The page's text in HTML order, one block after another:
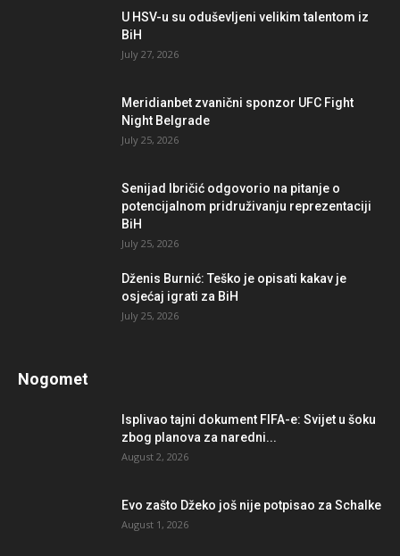
U HSV-u su oduševljeni velikim talentom iz
BiH
July 27, 2026
Meridianbet zvanični sponzor UFC Fight
Night Belgrade
July 25, 2026
Senijad Ibričić odgovorio na pitanje o
potencijalnom pridruživanju reprezentaciji
BiH
July 25, 2026
Dženis Burnić: Teško je opisati kakav je
osjećaj igrati za BiH
July 25, 2026
Nogomet
Isplivao tajni dokument FIFA-e: Svijet u šoku
zbog planova za naredni...
August 2, 2026
Evo zašto Džeko još nije potpisao za Schalke
August 1, 2026